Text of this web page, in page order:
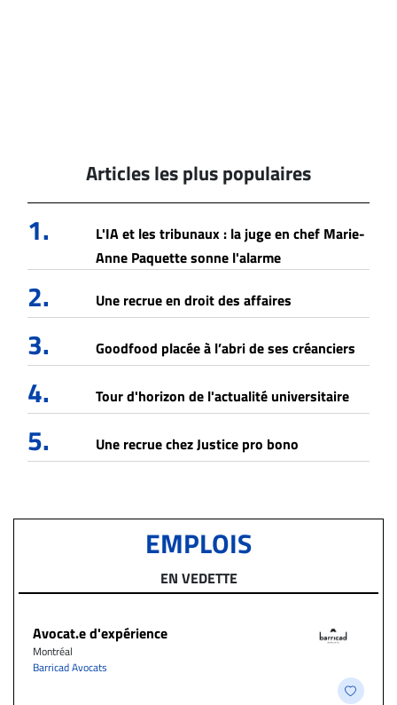
Articles les plus populaires
1.
L'IA et les tribunaux : la juge en chef Marie-
Anne Paquette sonne l'alarme
2. Une recrue en droit des affaires
3. Goodfood placée à l’abri de ses créanciers
4. Tour d'horizon de l'actualité universitaire
5. Une recrue chez Justice pro bono
EMPLOIS
EN VEDETTE
Avocat.e d'expérience
Montréal
Barricad Avocats